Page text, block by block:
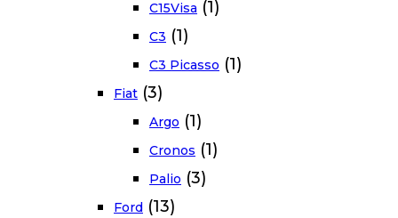
C15Visa (1)
C3 (1)
C3 Picasso (1)
Fiat (3)
Argo (1)
Cronos (1)
Palio (3)
Ford (13)